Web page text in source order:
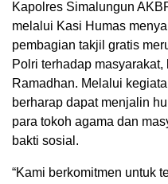
Kapolres Simalungun
melalui Kasi Humas
pembagian takjil gratis
Polri terhadap
Ramadhan. Melalui
berharap dapat menjalin
para tokoh agama dan
bakti sosial.
“Kami berkomitmen untuk